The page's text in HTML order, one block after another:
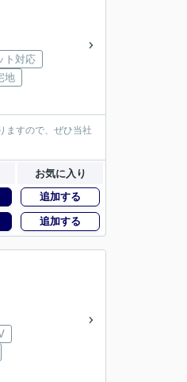
ト対応
地
ますので、ぜひ当社
お気に入り
追加する
追加する